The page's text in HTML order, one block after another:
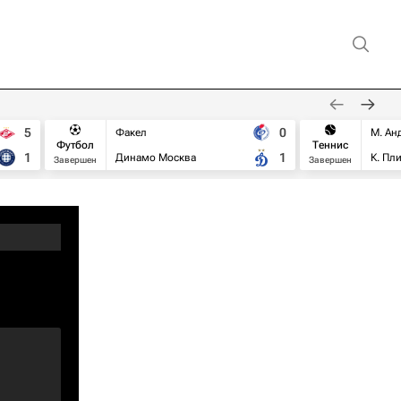
5
1
Футбол
Завершен
Факел
Динамо Москва
0
1
Теннис
Завершен
М.
К.